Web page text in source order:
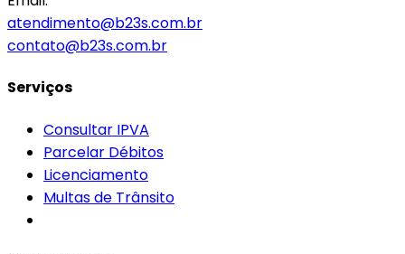
atendimento@b23s.com.br
contato@b23s.com.br
Serviços
Consultar IPVA
Parcelar Débitos
Licenciamento
Multas de Trânsito